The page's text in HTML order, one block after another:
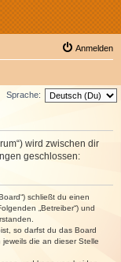
Anmelden
Sprache:
wird zwischen dir
geschlossen:
schließt du einen
„Betreiber“) und
so darfst du das Board
die an dieser Stelle